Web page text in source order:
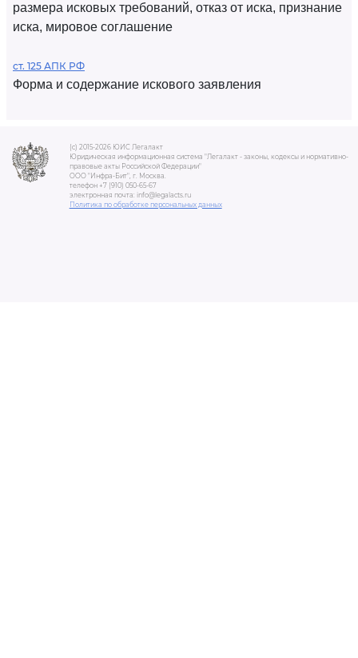
размера исковых требований, отказ от иска, признание
иска, мировое соглашение
ст. 125 АПК РФ
Форма и содержание искового заявления
(c) 2015-2026 ЮИС Легалакт
Юридическая информационная система "Легалакт - законы, кодексы и нормативно-
правовые акты Российской Федерации"
ООО "Инфра-Бит", г. Москва.
телефон +7 (910) 050-65-67
электронная почта: info@legalacts.ru
Политика по обработке персональных данных